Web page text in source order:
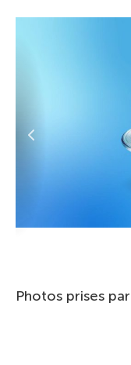
Photos prises